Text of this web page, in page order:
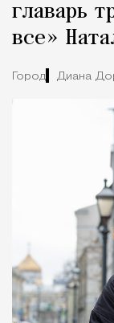
главарь
все»
Город Диана